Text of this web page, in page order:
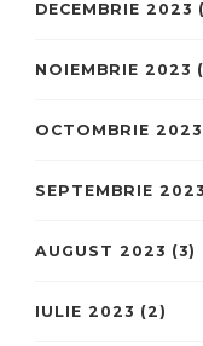
DECEMBRIE 2023
NOIEMBRIE 2023
OCTOMBRIE 2023
SEPTEMBRIE 2023
AUGUST 2023 (3)
IULIE 2023 (2)